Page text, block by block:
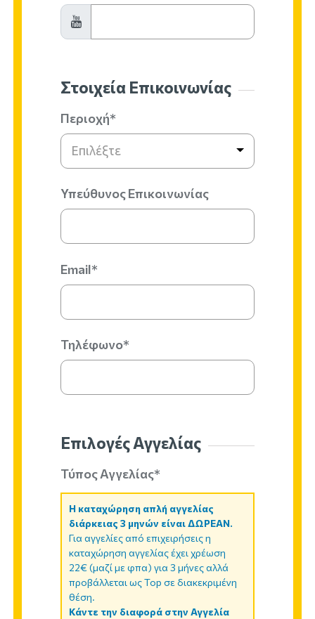
Στοιχεία Επικοινωνίας
Περιοχή*
Επιλέξτε
Υπεύθυνος Επικοινωνίας
Email*
Τηλέφωνο*
Επιλογές Αγγελίας
Τύπος Αγγελίας*
Η καταχώρηση απλή αγγελίας
διάρκειας 3 μηνών είναι ΔΩΡΕΑΝ.
Για αγγελίες από επιχειρήσεις η
καταχώρηση αγγελίας έχει χρέωση
22€ (μαζί με φπα) για 3 μήνες αλλά
προβάλλεται ως Top σε διακεκριμένη
θέση.
Κάντε την διαφορά στην Αγγελία